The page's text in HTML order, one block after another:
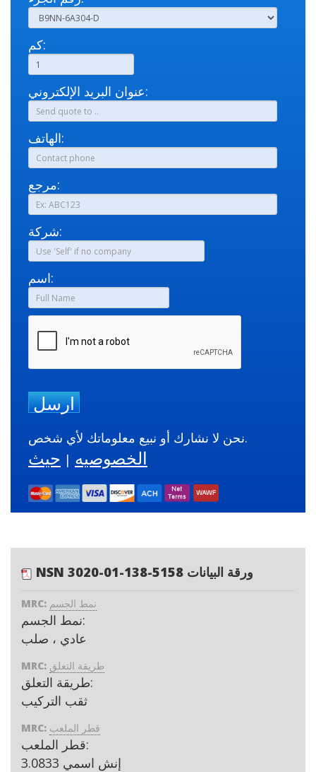
كم:
عنوان البريد الإلكتروني:
الهاتف:
مرجع:
شركة:
اسم:
ارسل
نحن لا نشارك أو نبيع معلوماتك لأي شخص.
الخصوصيه | حيث
NSN 3020-01-138-5158 ورقة البيانات
MRC: نمط الجسم
نمط الجسم:
عادي ، صلب
MRC: طريقة التعلق
طريقة التعلق:
ثقب التركيب
MRC: قطر الملعب
قطر الملعب:
3.0833 إنش اسمي